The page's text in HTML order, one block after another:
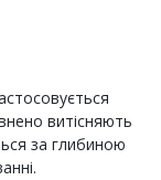
витісняють
за глибиною